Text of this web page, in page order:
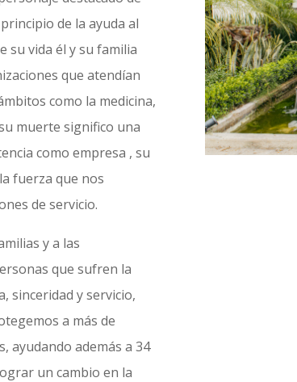
de la ayuda al
su vida él y su familia
que atendían
como la medicina,
muerte significo una
como empresa , su
fuerza que nos
de servicio.
y a las
que sufren la
sinceridad y servicio,
a más de
ayudando además a 34
un cambio en la